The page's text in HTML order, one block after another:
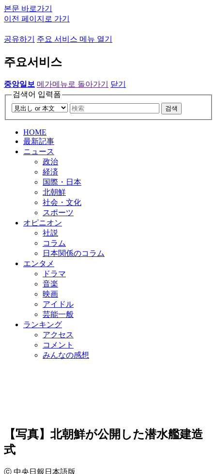
본문 바로가기
이전 페이지로 가기
공유하기 주요 서비스 메뉴 열기
주요서비스
중앙일보 메가메뉴로 돌아가기
닫기
검색어 입력폼
검색
HOME
最新記事
ニュース
政治
経済
国際・日本
北朝鮮
社会・文化
スポーツ
オピニオン
社説
コラム
日本関係のコラム
エンタメ
ドラマ
音楽
映画
アイドル
芸能一般
ランキング
アクセス
コメント
みんなの感想
【写真】北朝鮮が公開した潜水艦建造
式
ⓒ 中央日報日本語版